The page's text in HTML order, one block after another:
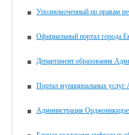
Уполномоченный по правам
Официальный портал города
Департамент образования
Портал муниципальных услуг
Администрация